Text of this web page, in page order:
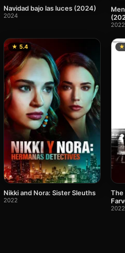
Navidad bajo las luces (2024)
2024
2022
★ 5.4
Nikki and Nora: Sister Sleuths
2022
★
The
2022